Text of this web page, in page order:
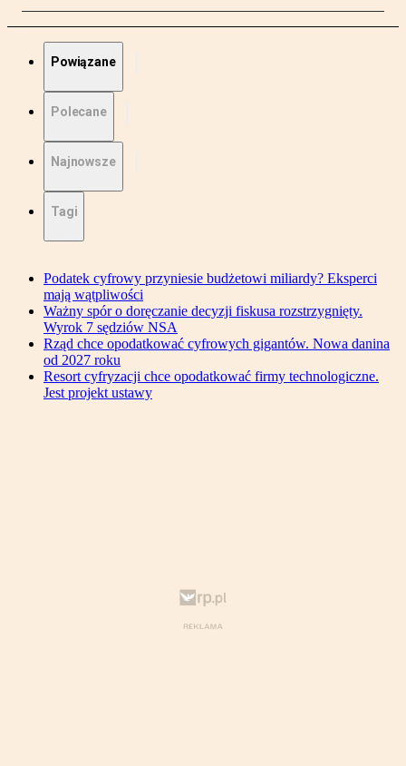
Powiązane
Polecane
Najnowsze
Tagi
Podatek cyfrowy przyniesie budżetowi miliardy? Eksperci
mają wątpliwości
Ważny spór o doręczanie decyzji fiskusa rozstrzygnięty.
Wyrok 7 sędziów NSA
Rząd chce opodatkować cyfrowych gigantów. Nowa danina
od 2027 roku
Resort cyfryzacji chce opodatkować firmy technologiczne.
Jest projekt ustawy